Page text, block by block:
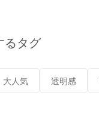
るタグ
大人気 透明感